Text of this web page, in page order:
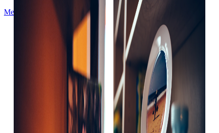
Меню